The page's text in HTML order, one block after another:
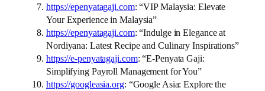
https://epenyatagaji.com: “VIP Malaysia: Elevate
Your Experience in Malaysia”
https://epenyatagaji.com: “Indulge in Elegance at
Nordiyana: Latest Recipe and Culinary Inspirations”
https://e-penyatagaji.com: “E-Penyata Gaji:
Simplifying Payroll Management for You”
https://googleasia.org: “Google Asia: Explore the